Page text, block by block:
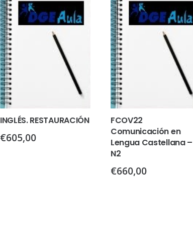
INGLÉS. RESTAURACIÓN
€605,00
FCOV22
Comunicación en
Lengua Castellana –
N2
€660,00